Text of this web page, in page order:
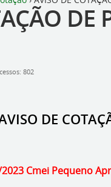
802
DE
Cmei Pequeno